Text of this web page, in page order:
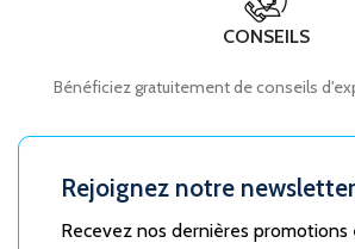
CONSEILS
Bénéficiez gratuitement de conseils
Rejoignez notre
Recevez nos dernières promotions